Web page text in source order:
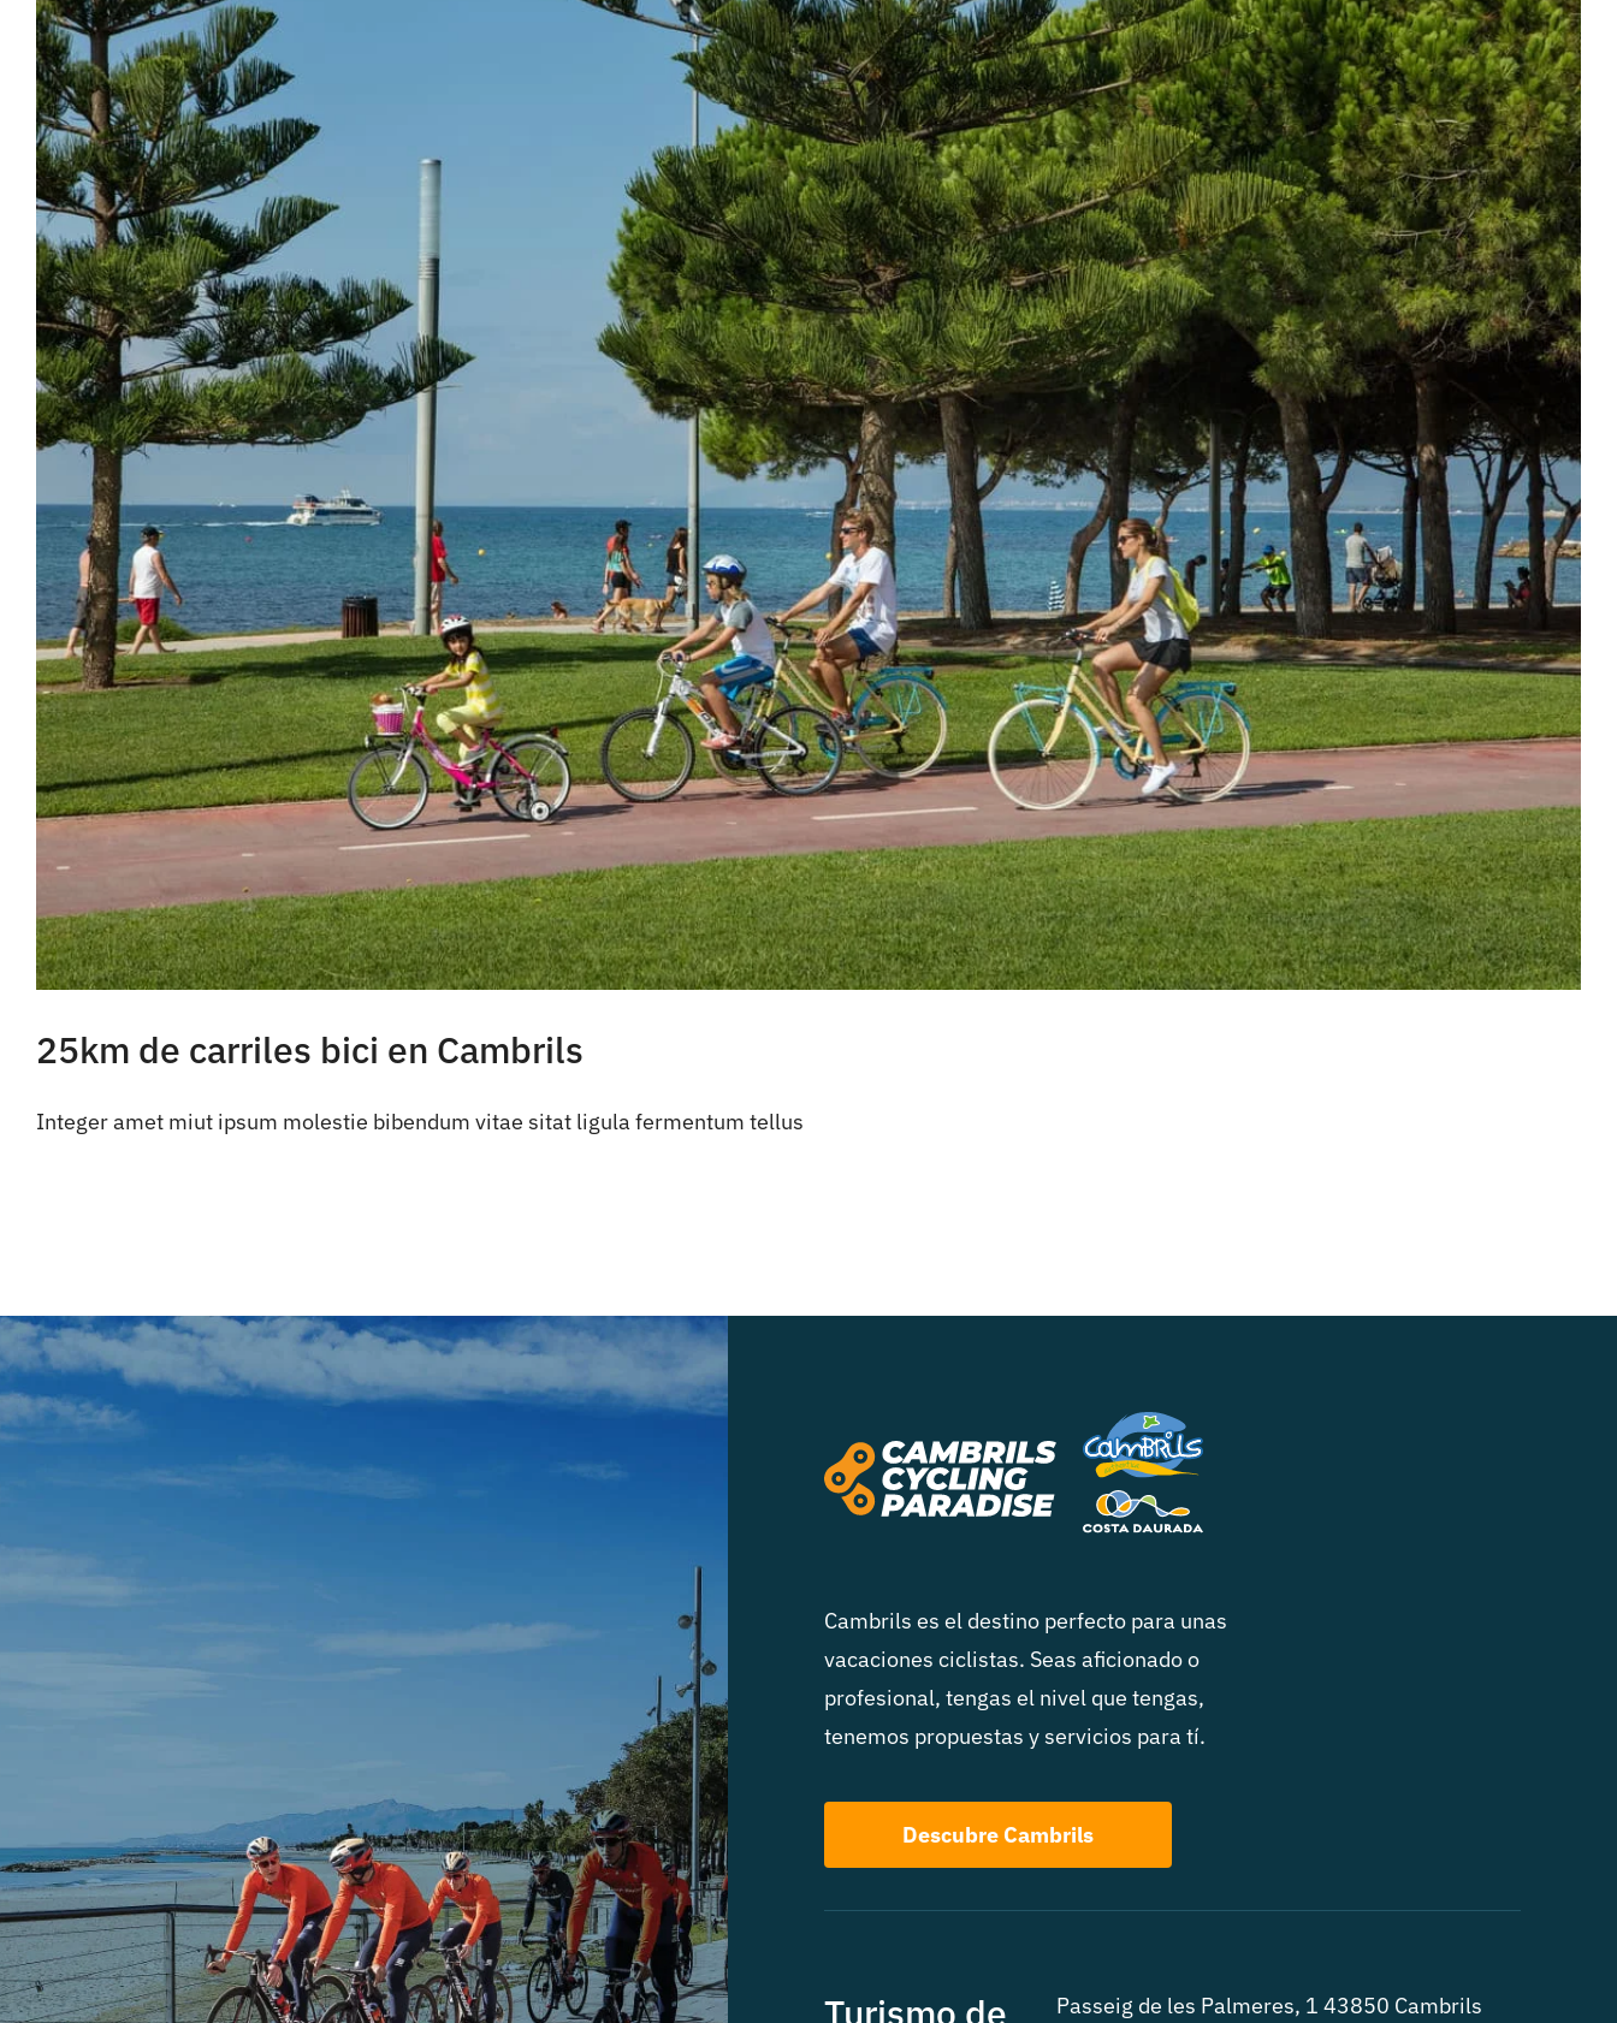
25km de carriles bici en Cambrils
Integer amet miut ipsum molestie bibendum vitae sitat ligula fermentum tellus
Cambrils es el destino perfecto para unas
vacaciones ciclistas. Seas aficionado o
profesional, tengas el nivel que tengas,
tenemos propuestas y servicios para tí.
Descubre Cambrils
Turismo de Passeig de les Palmeres, 1 43850 Cambrils